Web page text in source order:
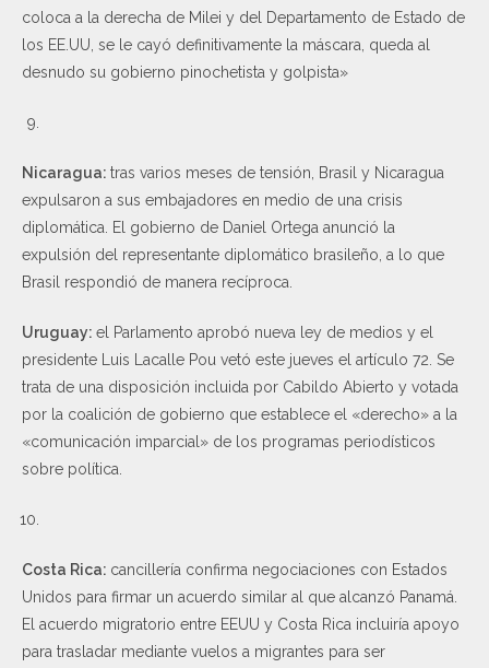
coloca a la derecha de Milei y del Departamento de Estado de
los EE.UU, se le cayó definitivamente la máscara, queda al
desnudo su gobierno pinochetista y golpista»
Nicaragua: tras varios meses de tensión, Brasil y Nicaragua
expulsaron a sus embajadores en medio de una crisis
diplomática. El gobierno de Daniel Ortega anunció la
expulsión del representante diplomático brasileño, a lo que
Brasil respondió de manera recíproca.
Uruguay: el Parlamento aprobó nueva ley de medios y el
presidente Luis Lacalle Pou vetó este jueves el artículo 72. Se
trata de una disposición incluida por Cabildo Abierto y votada
por la coalición de gobierno que establece el «derecho» a la
«comunicación imparcial» de los programas periodísticos
sobre política.
Costa Rica: cancillería confirma negociaciones con Estados
Unidos para firmar un acuerdo similar al que alcanzó Panamá.
El acuerdo migratorio entre EEUU y Costa Rica incluiría apoyo
para trasladar mediante vuelos a migrantes para ser